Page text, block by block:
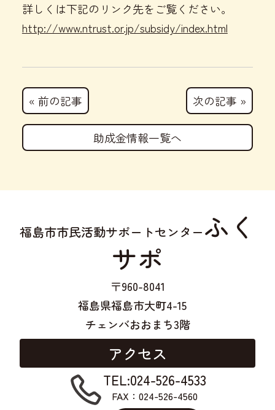
詳しくは下記のリンク先をご覧ください。
http://www.ntrust.or.jp/subsidy/index.html
« 前の記事
助成金情報一覧へ
次の記事 »
福島市市民活動サポートセンターふく
サポ
〒960-8041
福島県福島市大町4-15
チェンバおおまち3階
アクセス
TEL:024-526-4533
FAX：024-526-4560